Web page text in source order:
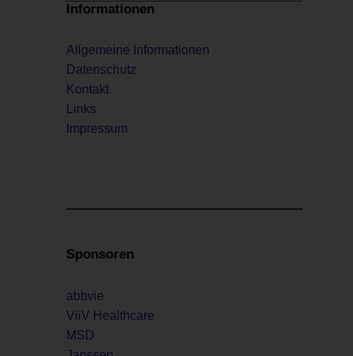
Informationen
Allgemeine Informationen
Datenschutz
Kontakt
Links
Impressum
Sponsoren
abbvie
ViiV Healthcare
MSD